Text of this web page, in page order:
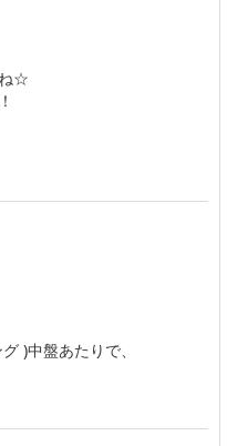
☆
)中盤あたりで、